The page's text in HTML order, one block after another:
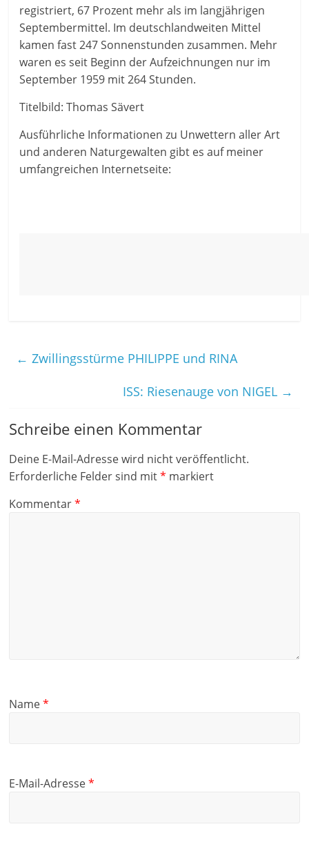
registriert, 67 Prozent mehr als im langjährigen
Septembermittel. Im deutschlandweiten Mittel
kamen fast 247 Sonnenstunden zusammen. Mehr
waren es seit Beginn der Aufzeichnungen nur im
September 1959 mit 264 Stunden.
Titelbild: Thomas Sävert
Ausführliche Informationen zu Unwettern aller Art
und anderen Naturgewalten gibt es auf meiner
umfangreichen Internetseite:
← Zwillingsstürme PHILIPPE und RINA
ISS: Riesenauge von NIGEL →
Schreibe einen Kommentar
Deine E-Mail-Adresse wird nicht veröffentlicht.
Erforderliche Felder sind mit* markiert
Kommentar*
Name*
E-Mail-Adresse*